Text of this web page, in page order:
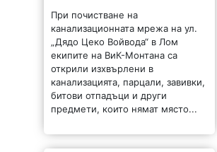
При почистване на
канализационната мрежа на ул.
„Дядо Цеко Войвода“ в Лом
екипите на ВиК-Монтана са
открили изхвърлени в
канализацията, парцали, завивки,
битови отпадъци и други
предмети, които нямат място...